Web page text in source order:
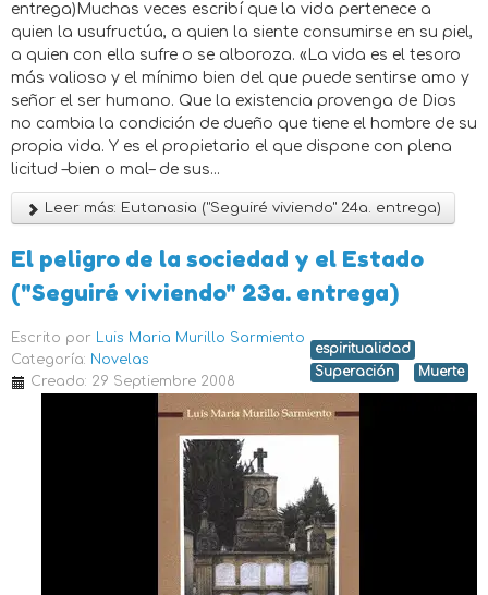
entrega)Muchas veces escribí que la vida pertenece a
quien la usufructúa, a quien la siente consumirse en su piel,
a quien con ella sufre o se alboroza. «La vida es el tesoro
más valioso y el mínimo bien del que puede sentirse amo y
señor el ser humano. Que la existencia provenga de Dios
no cambia la condición de dueño que tiene el hombre de su
propia vida. Y es el propietario el que dispone con plena
licitud –bien o mal– de sus...
Leer más: Eutanasia ("Seguiré viviendo" 24a. entrega)
El peligro de la sociedad y el Estado
("Seguiré viviendo" 23a. entrega)
Escrito por Luis Maria Murillo Sarmiento
Categoría: Novelas
Creado: 29 Septiembre 2008
espiritualidad
Superación
Muerte